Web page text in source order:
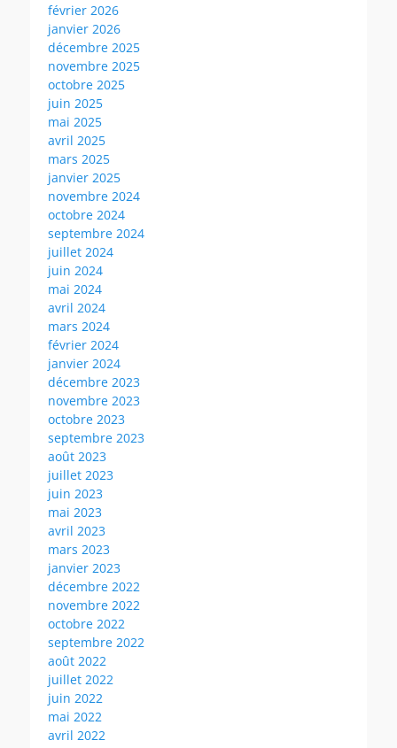
février 2026
janvier 2026
décembre 2025
novembre 2025
octobre 2025
juin 2025
mai 2025
avril 2025
mars 2025
janvier 2025
novembre 2024
octobre 2024
septembre 2024
juillet 2024
juin 2024
mai 2024
avril 2024
mars 2024
février 2024
janvier 2024
décembre 2023
novembre 2023
octobre 2023
septembre 2023
août 2023
juillet 2023
juin 2023
mai 2023
avril 2023
mars 2023
janvier 2023
décembre 2022
novembre 2022
octobre 2022
septembre 2022
août 2022
juillet 2022
juin 2022
mai 2022
avril 2022